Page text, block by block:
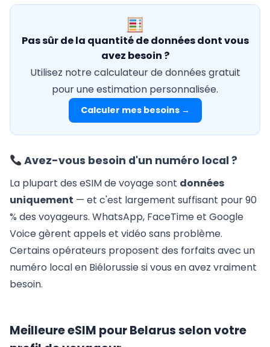
Pas sûr de la quantité de données dont vous
avez besoin ?
Utilisez notre calculateur de données gratuit
pour une estimation personnalisée.
Calculer mes besoins →
Avez-vous besoin d'un numéro local ?
La plupart des eSIM de voyage sont données
uniquement — et c'est largement suffisant pour 90
% des voyageurs. WhatsApp, FaceTime et Google
Voice gèrent appels et vidéo sans problème.
Certains opérateurs proposent des forfaits avec un
numéro local en Biélorussie si vous en avez vraiment
besoin.
Meilleure eSIM pour Belarus selon votre